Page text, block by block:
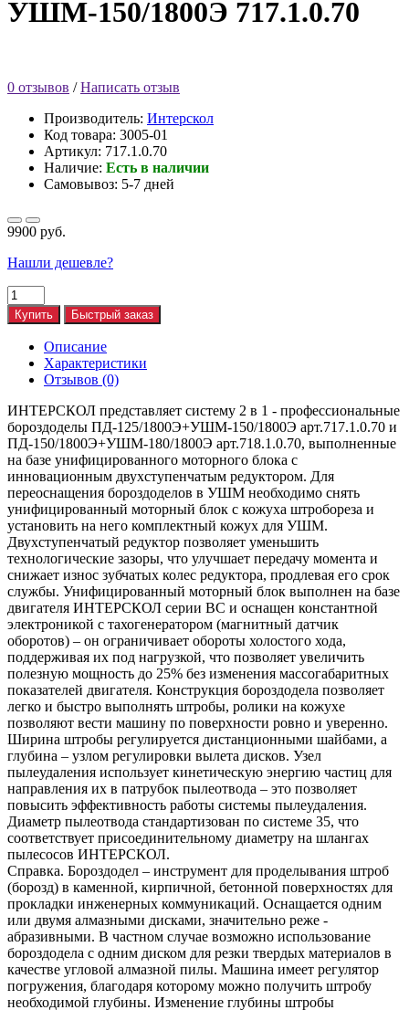
УШМ-150/1800Э 717.1.0.70
0 отзывов /Написать отзыв
Производитель: Интерскол
Код товара: 3005-01
Артикул: 717.1.0.70
Наличие: Есть в наличии
Самовывоз: 5-7 дней
9900 руб.
Нашли дешевле?
Купить Быстрый заказ
Описание
Характеристики
Отзывов (0)
ИНТЕРСКОЛ представляет систему 2 в 1 - профессиональные
бороздоделы ПД-125/1800Э+УШМ-150/1800Э арт.717.1.0.70 и
ПД-150/1800Э+УШМ-180/1800Э арт.718.1.0.70, выполненные
на базе унифицированного моторного блока с
инновационным двухступенчатым редуктором. Для
переоснащения бороздоделов в УШМ необходимо снять
унифицированный моторный блок с кожуха штробореза и
установить на него комплектный кожух для УШМ.
Двухступенчатый редуктор позволяет уменьшить
технологические зазоры, что улучшает передачу момента и
снижает износ зубчатых колес редуктора, продлевая его срок
службы. Унифицированный моторный блок выполнен на базе
двигателя ИНТЕРСКОЛ серии ВС и оснащен константной
электроникой с тахогенератором (магнитный датчик
оборотов) – он ограничивает обороты холостого хода,
поддерживая их под нагрузкой, что позволяет увеличить
полезную мощность до 25% без изменения массогабаритных
показателей двигателя. Конструкция бороздодела позволяет
легко и быстро выполнять штробы, ролики на кожухе
позволяют вести машину по поверхности ровно и уверенно.
Ширина штробы регулируется дистанционными шайбами, а
глубина – узлом регулировки вылета дисков. Узел
пылеудаления использует кинетическую энергию частиц для
направления их в патрубок пылеотвода – это позволяет
повысить эффективность работы системы пылеудаления.
Диаметр пылеотвода стандартизован по системе 35, что
соответствует присоединительному диаметру на шлангах
пылесосов ИНТЕРСКОЛ.
Справка. Бороздодел – инструмент для проделывания штроб
(борозд) в каменной, кирпичной, бетонной поверхностях для
прокладки инженерных коммуникаций. Оснащается одним
или двумя алмазными дисками, значительно реже -
абразивными. В частном случае возможно использование
бороздодела с одним диском для резки твердых материалов в
качестве угловой алмазной пилы. Машина имеет регулятор
погружения, благодаря которому можно получить штробу
необходимой глубины. Изменение глубины штробы